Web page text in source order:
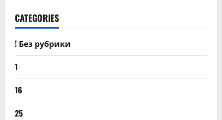
CATEGORIES
! Без рубрики
1
16
25